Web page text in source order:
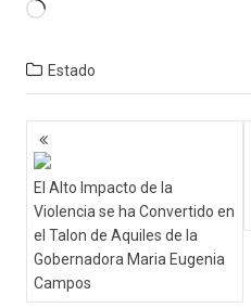
Cargando...
Estado
Navegación
de
entradas
El Alto Impacto de la
Violencia se ha Convertido en
el Talon de Aquiles de la
Gobernadora Maria Eugenia
Campos